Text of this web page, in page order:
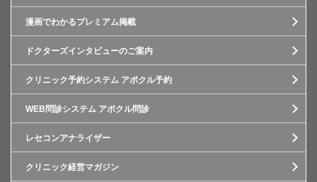
漫画でわかるプレミアム掲載
ドクターズインタビューのご案内
クリニック予約システム アポクル予約
WEB問診システム アポクル問診
レセコンアナライザー
クリニック経営マガジン